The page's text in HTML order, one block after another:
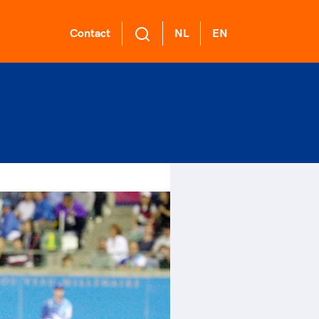
tijdens een rondje
door samen te skaten of
de sportschool te gaan.
samen te juichen voor Sifan
Rico Verhoeven, Diede
en het Nederlands
Of met trots te genieten
karatewedstrijd van je
de halve marathon van
langs de lijn, in de
kantine en online?
vooral niet? Een
geeft hier richting
een belangrijk
van het clubbeleid
en ongewenst
functies binnen
experts,
(technisch)
en
Contact NL EN